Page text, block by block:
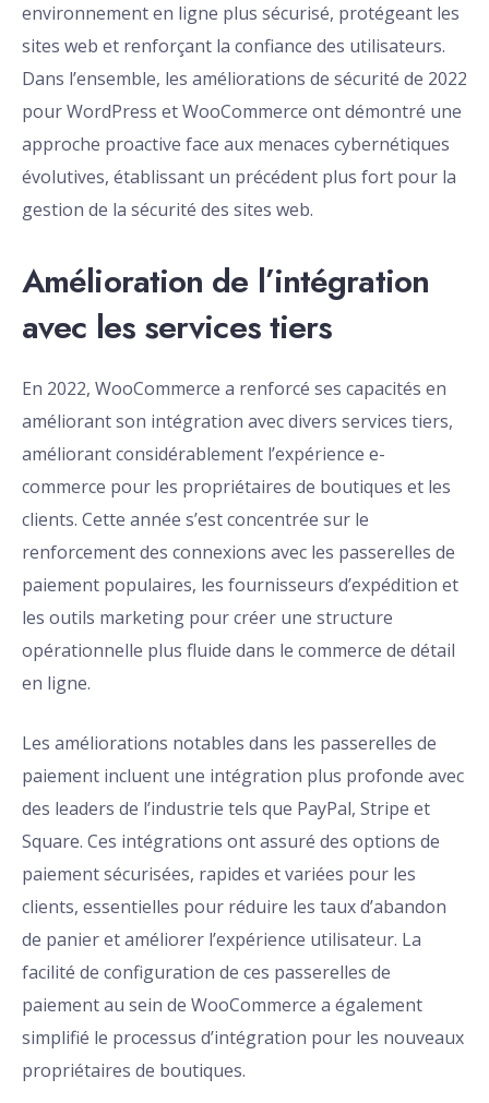
environnement en ligne plus sécurisé, protégeant les
sites web et renforçant la confiance des utilisateurs.
Dans l’ensemble, les améliorations de sécurité de 2022
pour WordPress et WooCommerce ont démontré une
approche proactive face aux menaces cybernétiques
évolutives, établissant un précédent plus fort pour la
gestion de la sécurité des sites web.
Amélioration de l’intégration
avec les services tiers
En 2022, WooCommerce a renforcé ses capacités en
améliorant son intégration avec divers services tiers,
améliorant considérablement l’expérience e-
commerce pour les propriétaires de boutiques et les
clients. Cette année s’est concentrée sur le
renforcement des connexions avec les passerelles de
paiement populaires, les fournisseurs d’expédition et
les outils marketing pour créer une structure
opérationnelle plus fluide dans le commerce de détail
en ligne.
Les améliorations notables dans les passerelles de
paiement incluent une intégration plus profonde avec
des leaders de l’industrie tels que PayPal, Stripe et
Square. Ces intégrations ont assuré des options de
paiement sécurisées, rapides et variées pour les
clients, essentielles pour réduire les taux d’abandon
de panier et améliorer l’expérience utilisateur. La
facilité de configuration de ces passerelles de
paiement au sein de WooCommerce a également
simplifié le processus d’intégration pour les nouveaux
propriétaires de boutiques.